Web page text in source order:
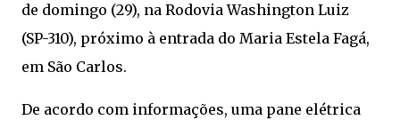
de domingo (29), na Rodovia Washington Luiz
(SP-310), próximo à entrada do Maria Estela Fagá,
em São Carlos.
De acordo com informações, uma pane elétrica